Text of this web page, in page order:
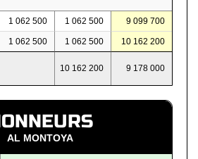
1 062 500 1 062 500 9 099 700
1 062 500 1 062 500 10 162 200
10 162 200 9 178 000
AL MONTOYA